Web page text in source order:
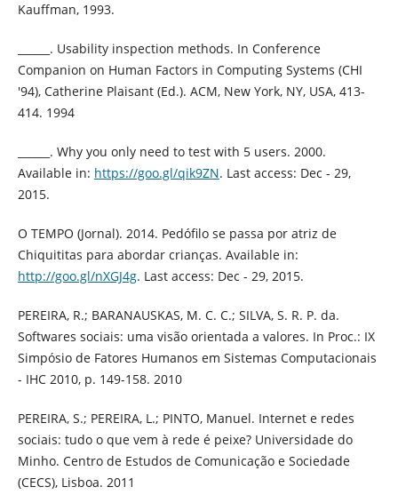
Kauffman, 1993.
______. Usability inspection methods. In Conference
Companion on Human Factors in Computing Systems (CHI
'94), Catherine Plaisant (Ed.). ACM, New York, NY, USA, 413-
414. 1994
______. Why you only need to test with 5 users. 2000.
Available in: https://goo.gl/qik9ZN. Last access: Dec - 29,
2015.
O TEMPO (Jornal). 2014. Pedófilo se passa por atriz de
Chiquititas para abordar crianças. Available in:
http://goo.gl/nXGJ4g. Last access: Dec - 29, 2015.
PEREIRA, R.; BARANAUSKAS, M. C. C.; SILVA, S. R. P. da.
Softwares sociais: uma visão orientada a valores. In Proc.: IX
Simpósio de Fatores Humanos em Sistemas Computacionais
- IHC 2010, p. 149-158. 2010
PEREIRA, S.; PEREIRA, L.; PINTO, Manuel. Internet e redes
sociais: tudo o que vem à rede é peixe? Universidade do
Minho. Centro de Estudos de Comunicação e Sociedade
(CECS), Lisboa. 2011